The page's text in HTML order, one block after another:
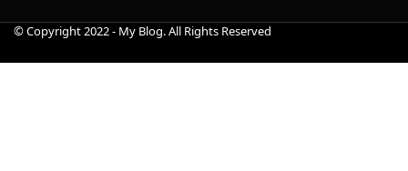
© Copyright 2022 - My Blog. All Rights Reserved